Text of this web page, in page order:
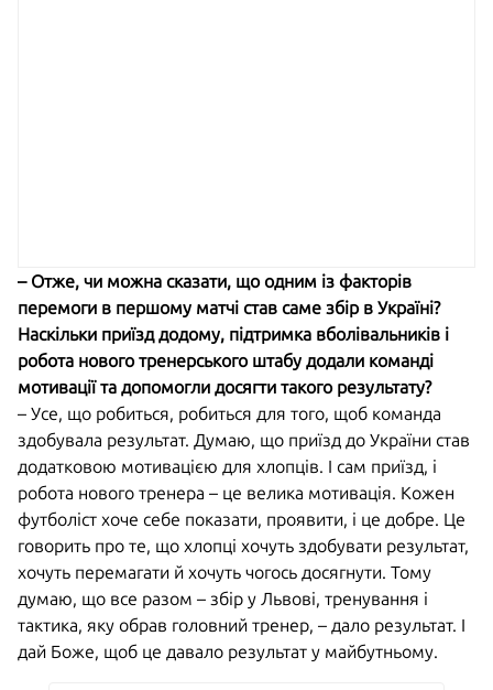
– Отже, чи можна сказати, що одним із факторів
перемоги в першому матчі став саме збір в Україні?
Наскільки приїзд додому, підтримка вболівальників і
робота нового тренерського штабу додали команді
мотивації та допомогли досягти такого результату?
– Усе, що робиться, робиться для того, щоб команда
здобувала результат. Думаю, що приїзд до України став
додатковою мотивацією для хлопців. І сам приїзд, і
робота нового тренера – це велика мотивація. Кожен
футболіст хоче себе показати, проявити, і це добре. Це
говорить про те, що хлопці хочуть здобувати результат,
хочуть перемагати й хочуть чогось досягнути. Тому
думаю, що все разом – збір у Львові, тренування і
тактика, яку обрав головний тренер, – дало результат. І
дай Боже, щоб це давало результат у майбутньому.